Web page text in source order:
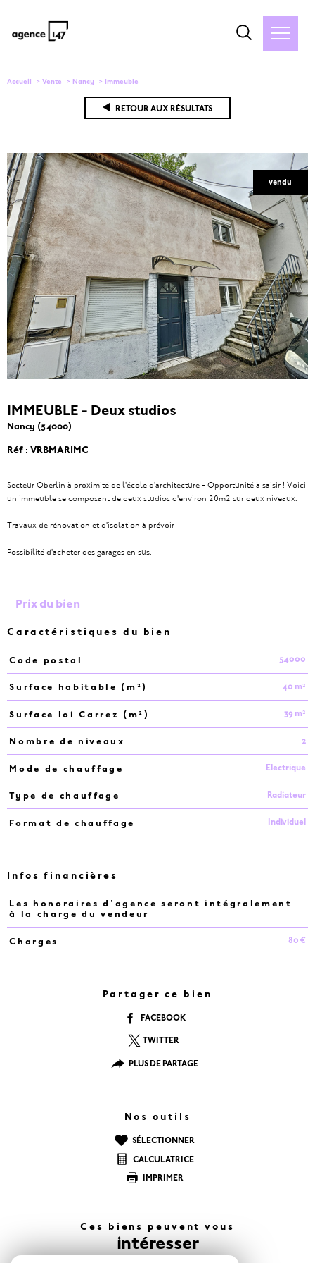
Accueil Vente Nancy Immeuble
RETOUR AUX RÉSULTATS
vendu
IMMEUBLE - Deux studios
Nancy (54000)
Réf : VRBMARIMC
Secteur Oberlin à proximité de l'école d'architecture - Opportunité à saisir ! Voici
un immeuble se composant de deux studios d'environ 20m2 sur deux niveaux.
Travaux de rénovation et d'isolation à prévoir
Possibilité d'acheter des garages en sus.
Prix du bien
Caractéristiques du bien
Caractéristiques Valeurs
Code postal 54000
Surface habitable (m²) 40 m²
Surface loi Carrez (m²) 39 m²
Nombre de niveaux 2
Mode de chauffage Electrique
Type de chauffage Radiateur
Format de chauffage Individuel
Infos financières
Caractéristiques Valeurs
Les honoraires d'agence seront intégralement
à la charge du vendeur
Charges 80 €
Partager ce bien
FACEBOOK
TWITTER
PLUS DE PARTAGE
Nos outils
SÉLECTIONNER
CALCULATRICE
IMPRIMER
Ces biens peuvent vous
intéresser